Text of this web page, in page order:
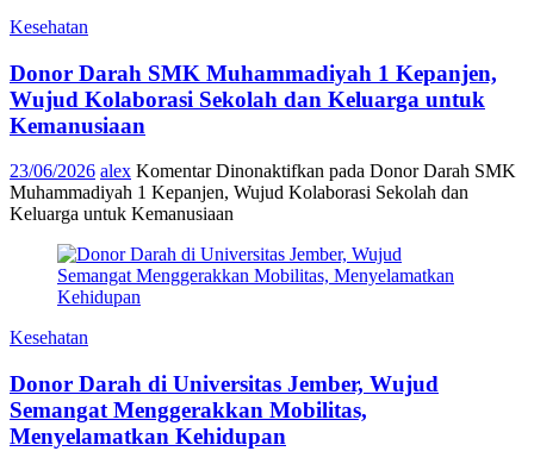
Kesehatan
Donor Darah SMK Muhammadiyah 1 Kepanjen,
Wujud Kolaborasi Sekolah dan Keluarga untuk
Kemanusiaan
23/06/2026 alex Komentar Dinonaktifkan pada Donor Darah SMK
Muhammadiyah 1 Kepanjen, Wujud Kolaborasi Sekolah dan
Keluarga untuk Kemanusiaan
Kesehatan
Donor Darah di Universitas Jember, Wujud
Semangat Menggerakkan Mobilitas,
Menyelamatkan Kehidupan